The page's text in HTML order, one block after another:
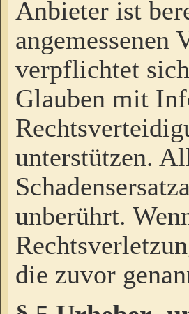
Anbieter ist
angemessenen
verpflichtet
Glauben mit
unterstützen.
unberührt.
die zuvor